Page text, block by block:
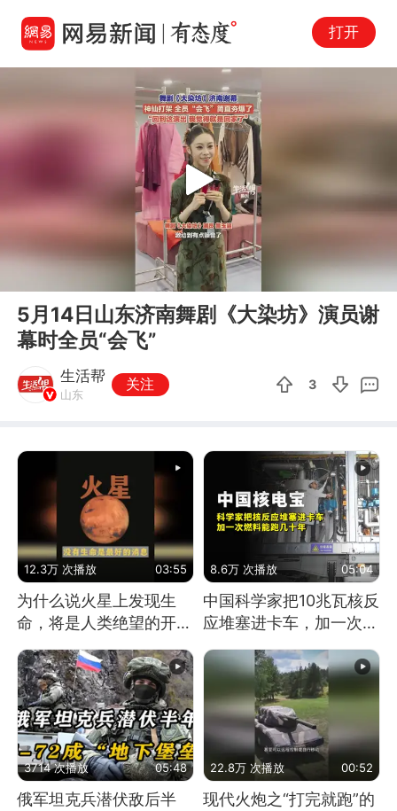
打开
Play
5月14日山东济南舞剧《大染坊》演员谢
幕时全员“会飞”
生活帮
山东
关注 3
12.3万 次播放 03:55
为什么说火星上发现生
命，将是人类绝望的开
始？
8.6万 次播放 05:04
中国科学家把10兆瓦核反
应堆塞进卡车，加一次燃
料能跑几十年
3714 次播放 05:48
俄军坦克兵潜伏敌后半
22.8万 次播放 00:52
现代火炮之“打完就跑”的